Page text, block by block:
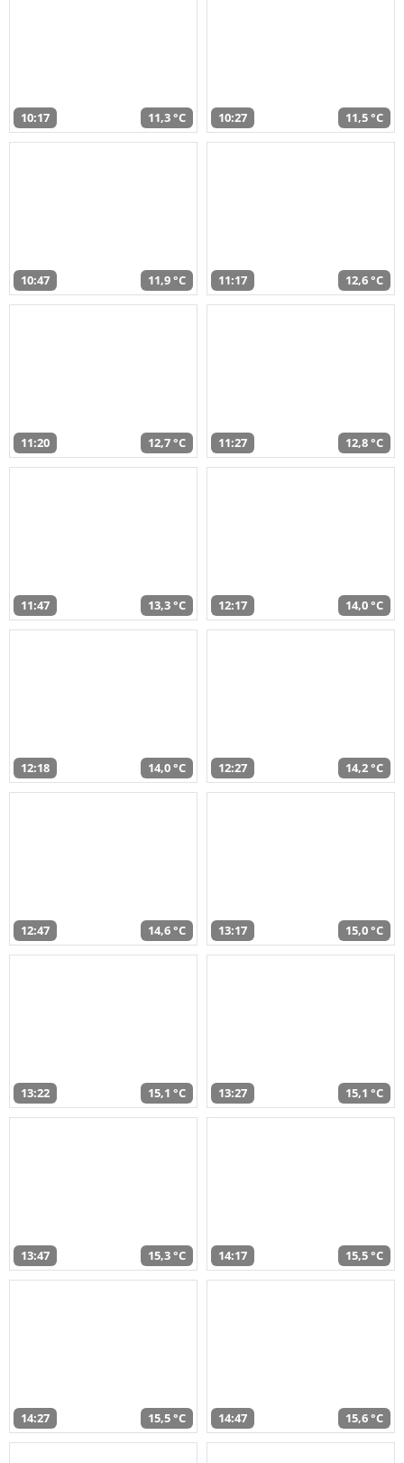
10:17 11,3 °C 10:27 11,5 °C
10:47 11,9 °C 11:17 12,6 °C
11:20 12,7 °C 11:27 12,8 °C
11:47 13,3 °C 12:17 14,0 °C
12:18 14,0 °C 12:27 14,2 °C
12:47 14,6 °C 13:17 15,0 °C
13:22 15,1 °C 13:27 15,1 °C
13:47 15,3 °C 14:17 15,5 °C
14:27 15,5 °C 14:47 15,6 °C